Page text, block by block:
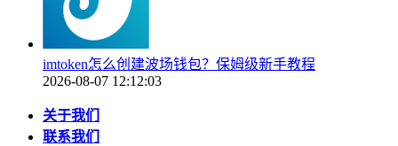
imtoken怎么创建波场钱包？保姆级新手教程
2026-08-07 12:12:03
关于我们
联系我们